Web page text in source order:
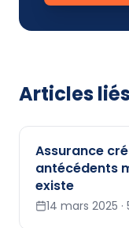
Articles
Assurance
antécédents
existe
14 mars 2025 ·